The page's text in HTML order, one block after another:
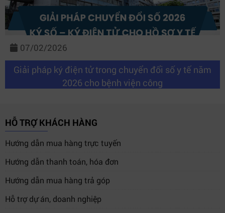
07/02/2026
Giải pháp ký điện tử trong chuyển đổi số y tế năm
2026 cho bệnh viện công
HỖ TRỢ KHÁCH HÀNG
Hướng dẫn mua hàng trực tuyến
Hướng dẫn thanh toán, hóa đơn
Hướng dẫn mua hàng trả góp
Hỗ trợ dự án, doanh nghiệp